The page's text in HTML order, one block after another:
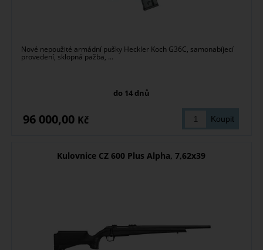
Nové nepoužité armádní pušky Heckler Koch G36C, samonabíjecí
provedení, sklopná pažba, ...
do 14 dnů
96 000,00 Kč
Kulovnice CZ 600 Plus Alpha, 7,62x39